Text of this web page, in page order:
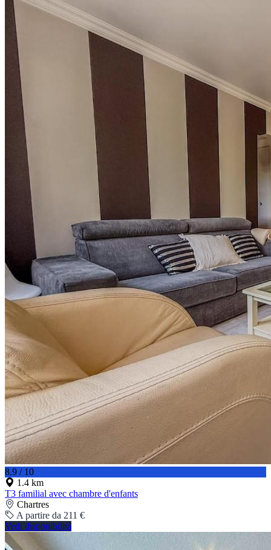
8.9 / 10
1.4 km
T3 familial avec chambre d'enfants
Chartres
A partire da 211 €
Vedi disponibilità